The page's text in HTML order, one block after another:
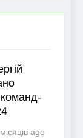
команд-
ago